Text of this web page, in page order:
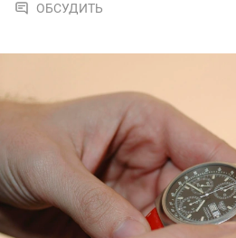
ОБСУДИТЬ